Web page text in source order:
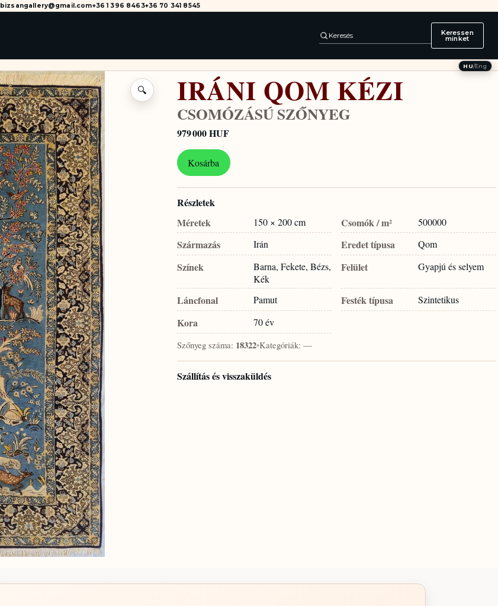
bizsangallery@gmail.com+36 1 396 8463+36 70 341 8545
Keresés Keressen
minket
HU/Eng
🔍 IRÁNI QOM KÉZI
CSOMÓZÁSÚ SZŐNYEG
979 000 HUF
Kosárba
Részletek
Méretek
150 × 200 cm Csomók / m² 500000
Származás Irán Eredet típusa Qom
Színek
Barna, Fekete, Bézs,
Kék
Felület Gyapjú és selyem
Láncfonal Pamut Festék típusa Szintetikus
Kora 70 év
Szőnyeg száma: 18322•Kategóriák: —
Szállítás és visszaküldés